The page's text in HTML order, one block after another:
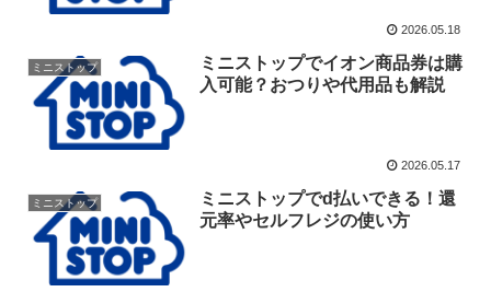
2026.05.18
ミニストップ
ミニストップでイオン商品券は購
入可能？おつりや代用品も解説
2026.05.17
ミニストップ
ミニストップでd払いできる！還
元率やセルフレジの使い方